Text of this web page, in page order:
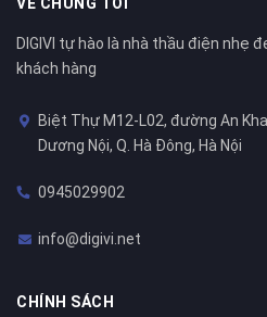
DIGIVI tự hào là nhà thầu điện nhẹ
khách hàng
Biệt Thự M12-L02, đường An
Dương Nội, Q. Hà Đông, Hà Nội
0945029902
info@digivi.net
CHÍNH SÁCH